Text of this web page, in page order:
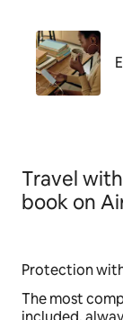
Travel
book on
Protection
The most